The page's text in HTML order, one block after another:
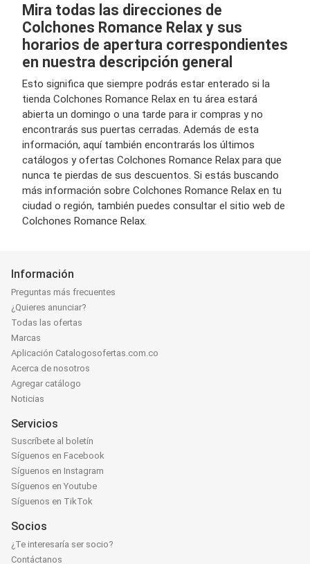
Mira todas las direcciones de
Colchones Romance Relax y sus
horarios de apertura correspondientes
en nuestra descripción general
Esto significa que siempre podrás estar enterado si la
tienda Colchones Romance Relax en tu área estará
abierta un domingo o una tarde para ir compras y no
encontrarás sus puertas cerradas. Además de esta
información, aquí también encontrarás los últimos
catálogos y ofertas Colchones Romance Relax para que
nunca te pierdas de sus descuentos. Si estás buscando
más información sobre Colchones Romance Relax en tu
ciudad o región, también puedes consultar el sitio web de
Colchones Romance Relax.
Información
Preguntas más frecuentes
¿Quieres anunciar?
Todas las ofertas
Marcas
Aplicación Catalogosofertas.com.co
Acerca de nosotros
Agregar catálogo
Noticias
Servicios
Suscríbete al boletín
Síguenos en Facebook
Síguenos en Instagram
Síguenos en Youtube
Síguenos en TikTok
Socios
¿Te interesaría ser socio?
Contáctanos